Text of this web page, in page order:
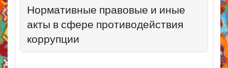
Нормативные правовые и иные
акты в сфере противодействия
коррупции